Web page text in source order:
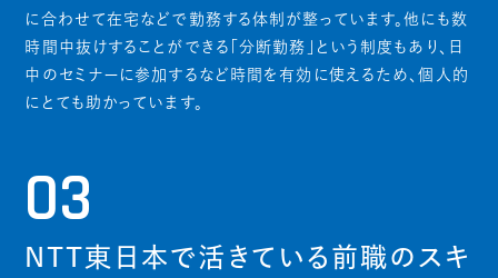
に合わせて在宅などで勤務する体制が整っています。他にも数
時間中抜けすることができる「分断勤務」という制度もあり、日
中のセミナーに参加するなど時間を有効に使えるため、個人的
にとても助かっています。
03
NTT東日本で活きている前職のスキ